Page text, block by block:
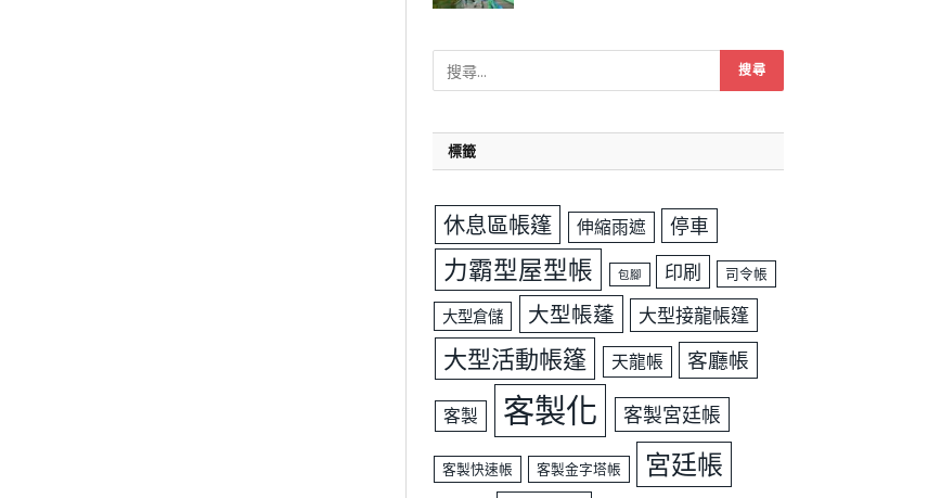
標籤
休息區帳篷 伸縮雨遮 停車
力霸型屋型帳 包腳 印刷 司令帳
大型倉儲 大型帳蓬 大型接龍帳篷
大型活動帳篷 天龍帳 客廳帳
客製 客製化 客製宮廷帳
客製快速帳 客製金字塔帳 宮廷帳